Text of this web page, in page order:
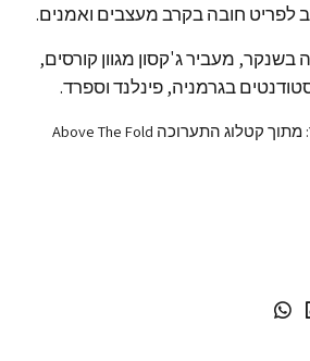
לפריט חובה בקרב מעצבים ואמנים.
מעביר ג'קסון מגוון קורסים,
בגרמניה, פינלנד וספרד.
התמונה בראש העמוד: מתוך קטלוג התערוכה Above The Fold